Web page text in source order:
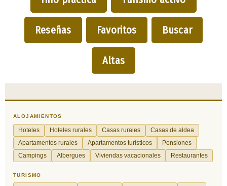
Reseñas Favoritos Buscar
Altas